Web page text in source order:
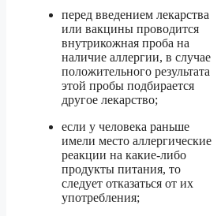
перед введением лекарства
или вакцины проводится
внутрикожная проба на
наличие аллергии, в случае
положительного результата
этой пробы подбирается
другое лекарство;
если у человека раньше
имели место аллергические
реакции на какие-либо
продукты питания, то
следует отказаться от их
употребления;